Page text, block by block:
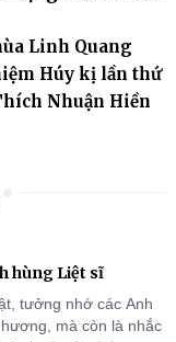
Linh Quang
Húy kị lần thứ
Nhuận Hiền
hùng Liệt sĩ
tưởng nhớ các Anh
mà còn là nhắc